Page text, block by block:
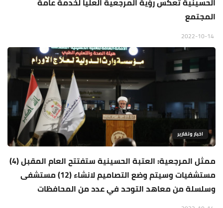
المجتمع
اخبار وتقارير
ممثل المرجعية: العتبة الحسينية ستفتتح العام المقبل (4)
مستشفيات وسيتم وضع التصاميم لانشاء (12) مستشفى
وسلسلة من معاهد التوحد في عدد من المحافظات